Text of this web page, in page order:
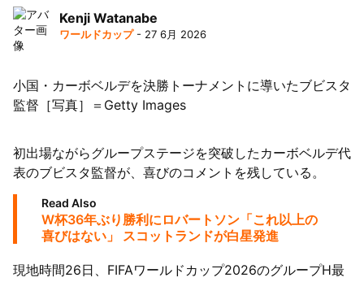
氏が退任
Kenji Watanabe
ワールドカップ- 27 6月 2026
小国・カーボベルデを決勝トーナメントに導いたブビスタ
監督［写真］＝Getty Images
初出場ながらグループステージを突破したカーボベルデ代
表のブビスタ監督が、喜びのコメントを残している。
Read Also
W杯36年ぶり勝利にロバートソン「これ以上の
喜びはない」 スコットランドが白星発進
現地時間26日、FIFAワールドカップ2026のグループH最